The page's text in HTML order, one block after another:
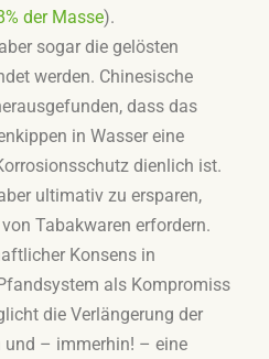
der Masse).
sogar die gelösten
werden. Chinesische
dass das
in Wasser eine
dienlich ist.
ultimativ zu ersparen,
Tabakwaren erfordern.
Konsens in
als Kompromiss
die Verlängerung der
und – immerhin! – eine